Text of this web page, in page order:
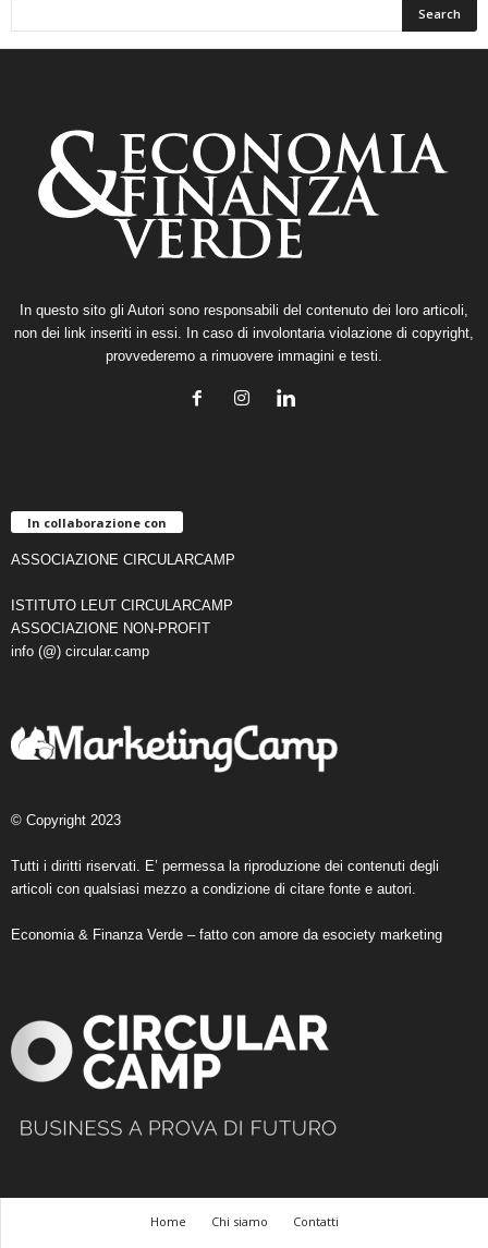
In questo sito gli Autori sono responsabili del contenuto dei loro articoli,
non dei link inseriti in essi. In caso di involontaria violazione di copyright,
provvederemo a rimuovere immagini e testi.
In collaborazione con
ASSOCIAZIONE CIRCULARCAMP
ISTITUTO LEUT CIRCULARCAMP
ASSOCIAZIONE NON-PROFIT
info (@) circular.camp
© Copyright 2023
Tutti i diritti riservati. E’ permessa la riproduzione dei contenuti degli
articoli con qualsiasi mezzo a condizione di citare fonte e autori.
Economia & Finanza Verde – fatto con amore da esociety marketing
Home Chi siamo
Contatti